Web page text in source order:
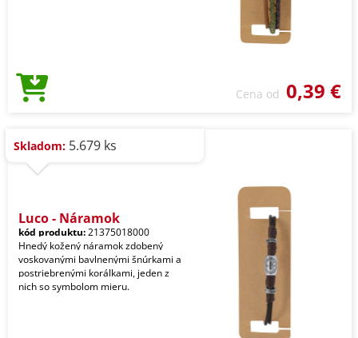
Cena od 0,39 €
Skladom: 5.679 ks
Luco - Náramok
kód produktu:21375018000
Hnedý kožený náramok zdobený
voskovanými bavlnenými šnúrkami a
postriebrenými korálkami, jeden z
nich so symbolom mieru.